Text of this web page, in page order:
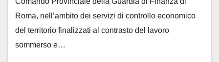
Roma, nell’ambito dei servizi di controllo economico
del territorio finalizzati al contrasto del lavoro
sommerso e…